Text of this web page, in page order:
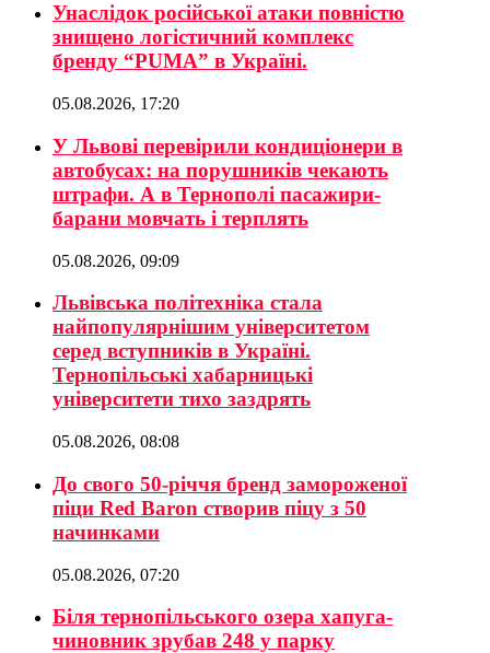
Унаслідок російської атаки повністю
знищено логістичний комплекс
бренду “PUMA” в Україні.
05.08.2026, 17:20
У Львові перевірили кондиціонери в
автобусах: на порушників чекають
штрафи. А в Тернополі пасажири-
барани мовчать і терплять
05.08.2026, 09:09
Львівська політехніка стала
найпопулярнішим університетом
серед вступників в Україні.
Тернопільські хабарницькі
університети тихо заздрять
05.08.2026, 08:08
До свого 50-річчя бренд замороженої
піци Red Baron створив піцу з 50
начинками
05.08.2026, 07:20
Біля тернопільського озера хапуга-
чиновник зрубав 248 у парку